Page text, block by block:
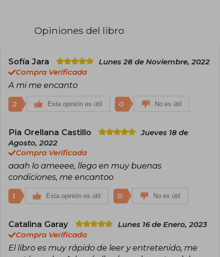
Me encanta romper las reglas y salir de mi zona
Opiniones del libro
Sofía Jara
Lunes 28 de Noviembre, 2022
Compra Verificada
A mi me encanto
2 Esta opinión es útil 0 No es útil
Pia Orellana Castillo
Jueves 18 de
Agosto, 2022
Compra Verificada
aaah lo ameeee, llego en muy buenas
condiciones, me encantoo
1 Esta opinión es útil 0 No es útil
Catalina Garay
Lunes 16 de Enero, 2023
Compra Verificada
El libro es muy rápido de leer y entretenido, me